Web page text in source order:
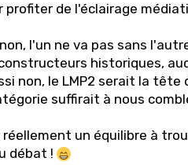
de l'éclairage
l'un ne va pas sans
historiques,
non, le LMP2 serait la
suffirait à nous
un équilibre à
débat !